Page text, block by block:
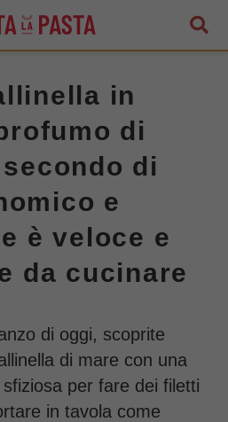
in
di
di
e
è veloce e
da cucinare
di oggi, scoprite
di mare con una
per fare dei filetti
in tavola come